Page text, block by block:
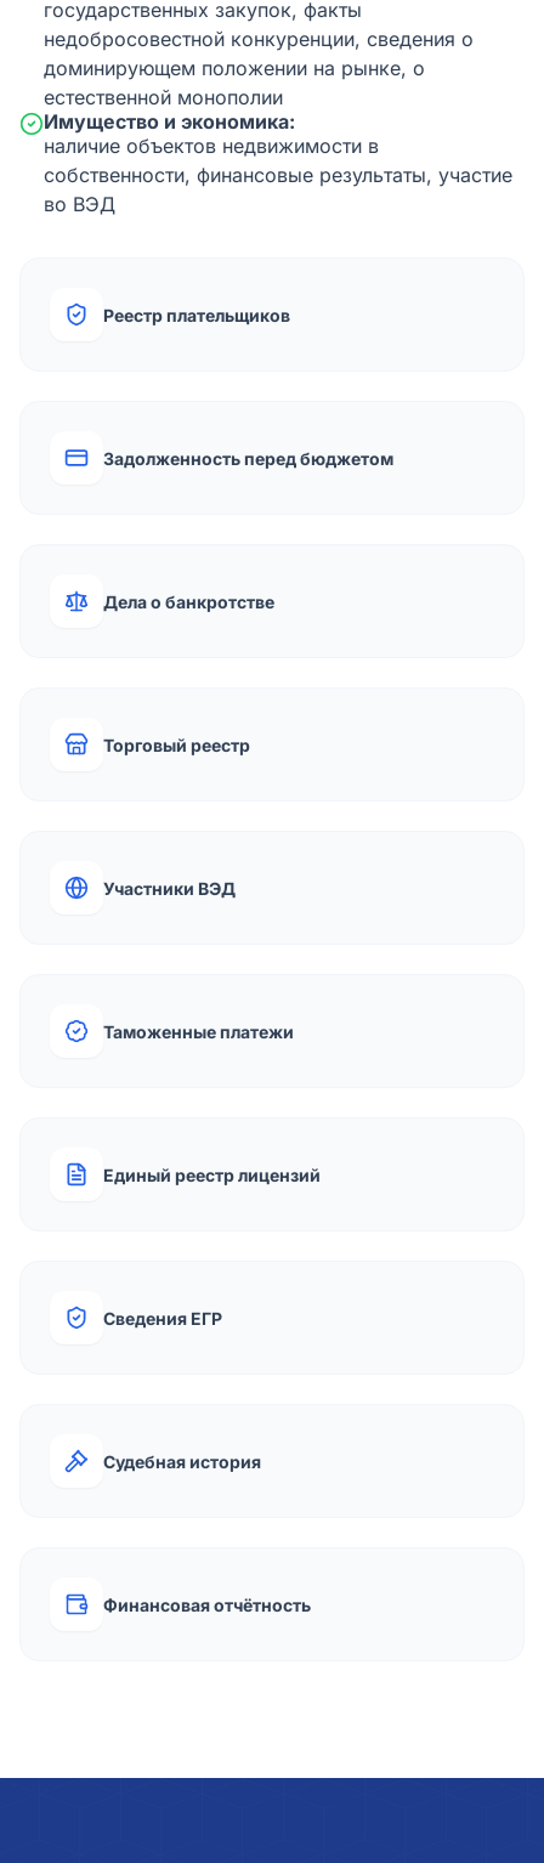
государственных закупок, факты
недобросовестной конкуренции, сведения о
доминирующем положении на рынке, о
естественной монополии
Имущество и экономика:
наличие объектов недвижимости в
собственности, финансовые результаты, участие
во ВЭД
Реестр плательщиков
Задолженность перед бюджетом
Дела о банкротстве
Торговый реестр
Участники ВЭД
Таможенные платежи
Единый реестр лицензий
Сведения ЕГР
Судебная история
Финансовая отчётность